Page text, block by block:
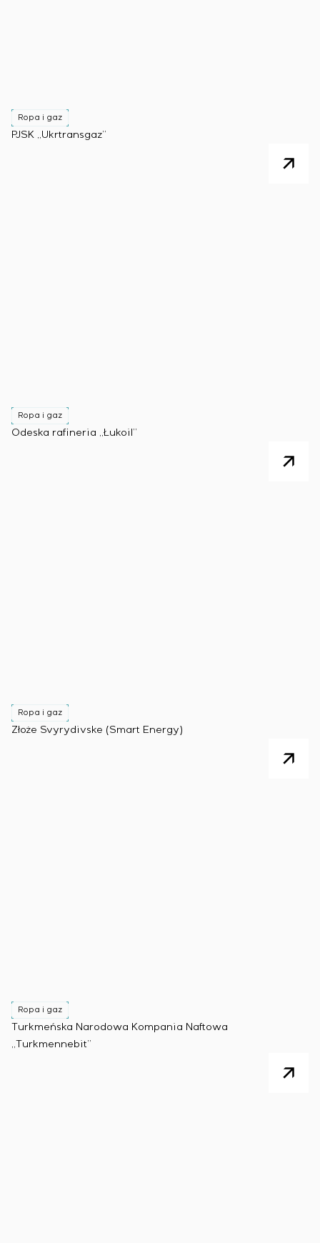
Ropa i gaz
PJSK „Ukrtransgaz”
Ropa i gaz
Odeska rafineria „Łukoil”
Ropa i gaz
Złoże Svyrydivske (Smart Energy)
Ropa i gaz
Turkmeńska Narodowa Kompania Naftowa
„Turkmennebit”